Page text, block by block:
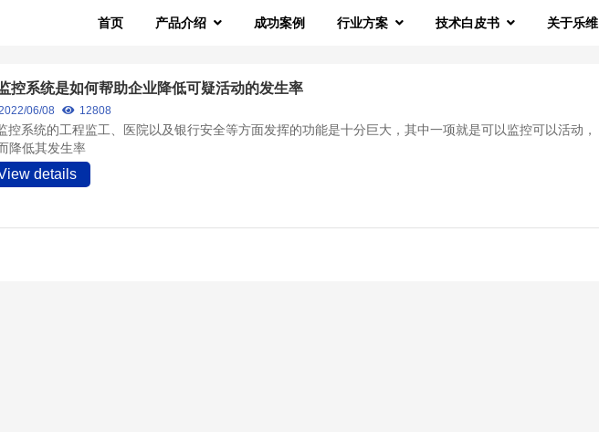
首页 产品介绍 成功案例 行业方案 技术白皮书 关于乐维
控系统是如何帮助企业降低可疑活动的发生率
06/08 12808
控系统的工程监工、医院以及银行安全等方面发挥的功能是十分巨大，其中一项就是可以监控可以活动，
降低其发生率
details